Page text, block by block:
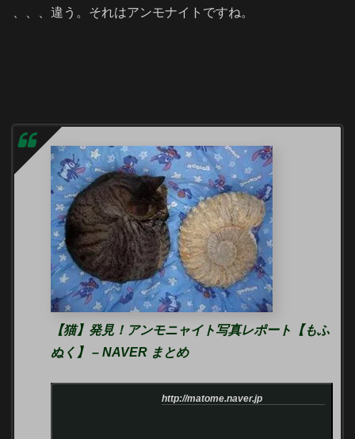
、、、違う。それはアンモナイトですね。
【猫】発見！アンモニャイト写真レポート【もふ
ぬく】 – NAVER まとめ
http://matome.naver.jp